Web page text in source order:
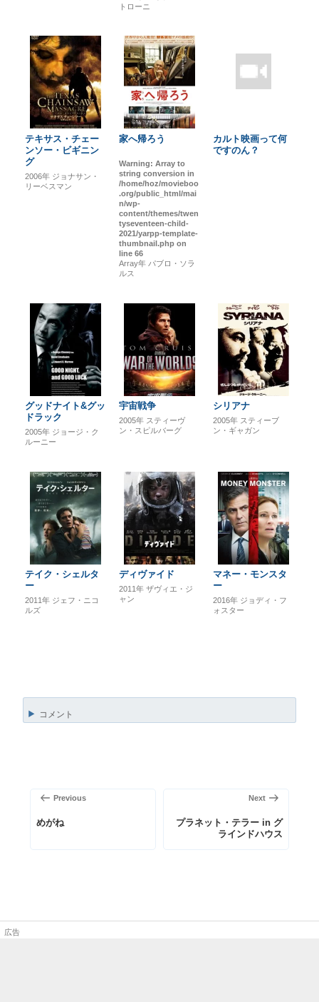
トローニ
テキサス・チェー
ンソー・ビギニン
グ
2006年 ジョナサン・
リーベスマン
家へ帰ろう
Warning: Array to
string conversion in
/home/hoz/movieboo
.org/public_html/mai
n/wp-
content/themes/twen
tyseventeen-child-
2021/yarpp-template-
thumbnail.php on
line66
Array年 パブロ・ソラ
ルス
カルト映画って何
ですのん？
グッドナイト&グッ
ドラック
2005年 ジョージ・ク
ルーニー
宇宙戦争
2005年 スティーヴ
ン・スピルバーグ
シリアナ
2005年 スティーブ
ン・ギャガン
テイク・シェルタ
ー
2011年 ジェフ・ニコ
ルズ
ディヴァイド
2011年ザヴィエ・ジ
ャン
マネー・モンスタ
ー
2016年 ジョディ・フ
ォスター
コメント
ビ
ン
前
の
Previous
めがね
の
Next
プラネット・テラー in グ
ラインドハウス